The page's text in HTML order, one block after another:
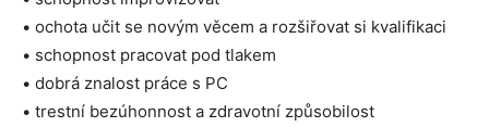
• ochota učit se novým věcem a rozšiřovat si kvalifikaci
• schopnost pracovat pod tlakem
• dobrá znalost práce s PC
• trestní bezúhonnost a zdravotní způsobilost